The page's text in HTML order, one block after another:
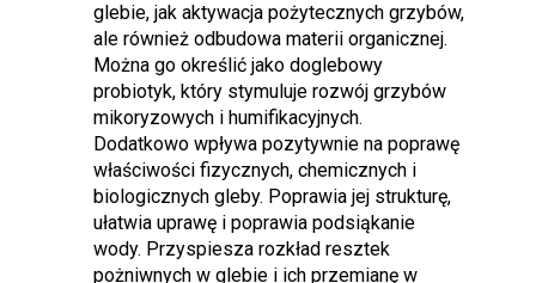
glebie, jak aktywacja pożytecznych grzybów,
ale również odbudowa materii organicznej.
Można go określić jako doglebowy
probiotyk, który stymuluje rozwój grzybów
mikoryzowych i humifikacyjnych.
Dodatkowo wpływa pozytywnie na poprawę
właściwości fizycznych, chemicznych i
biologicznych gleby. Poprawia jej strukturę,
ułatwia uprawę i poprawia podsiąkanie
wody. Przyspiesza rozkład resztek
pożniwnych w glebie i ich przemianę w